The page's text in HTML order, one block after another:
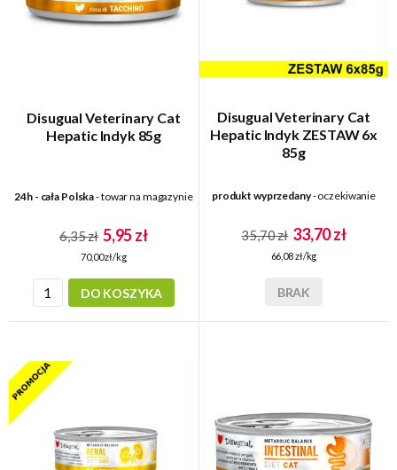
Disugual Veterinary Cat
Hepatic Indyk 85g
24h - cała Polska- towar na magazynie
6,35 zł 5,95 zł
70,00 zł/kg
DO KOSZYKA
Disugual Veterinary Cat
Hepatic Indyk ZESTAW 6x
85g
produkt wyprzedany- oczekiwanie
35,70 zł 33,70 zł
66,08 zł/kg
BRAK